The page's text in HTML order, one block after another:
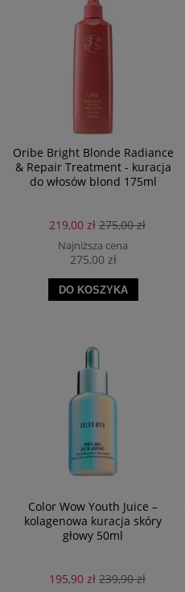
Oribe Bright Blonde Radiance
& Repair Treatment - kuracja
do włosów blond 175ml
219,00 zł 275,00 zł
Najniższa cena
275,00 zł
DO KOSZYKA
Color Wow Youth Juice –
kolagenowa kuracja skóry
głowy 50ml
195,90 zł 239,90 zł